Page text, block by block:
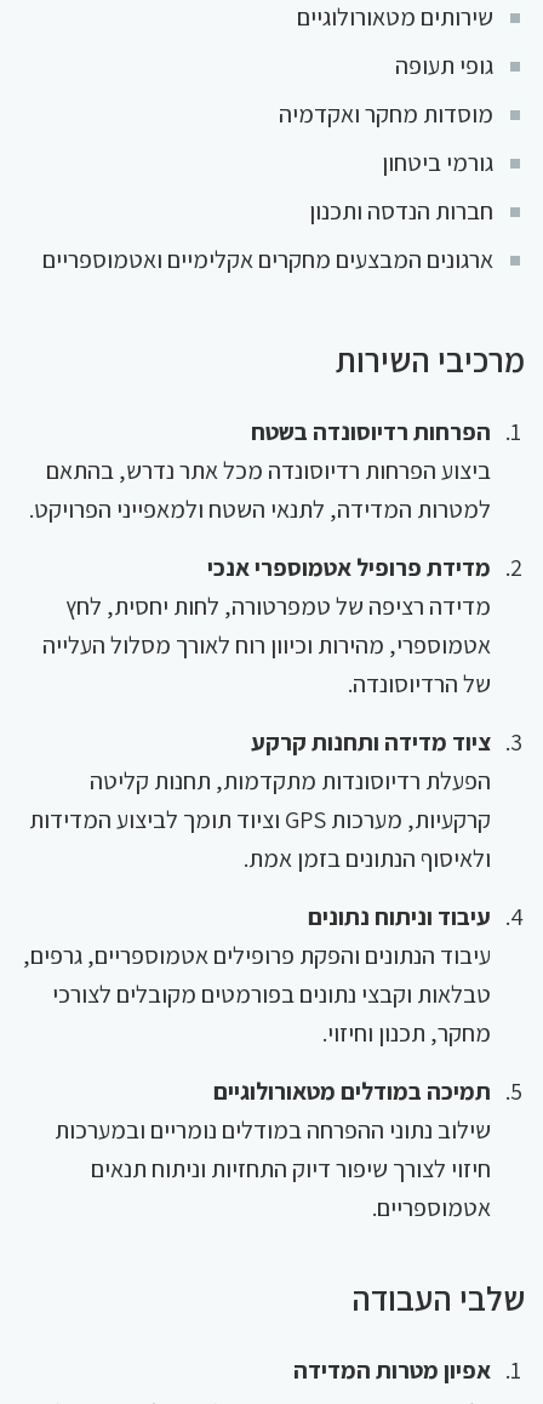
שירותים מטאורולוגיים
גופי תעופה
מוסדות מחקר ואקדמיה
גורמי ביטחון
חברות הנדסה ותכנון
ארגונים המבצעים מחקרים אקלימיים ואטמוספריים
מרכיבי השירות
הפרחות רדיוסונדה בשטח
ביצוע הפרחות רדיוסונדה מכל אתר נדרש, בהתאם
למטרות המדידה, לתנאי השטח ולמאפייני הפרויקט.
מדידת פרופיל אטמוספרי אנכי
מדידה רציפה של טמפרטורה, לחות יחסית, לחץ
אטמוספרי, מהירות וכיוון רוח לאורך מסלול העלייה
של הרדיוסונדה.
ציוד מדידה ותחנות קרקע
הפעלת רדיוסונדות מתקדמות, תחנות קליטה
קרקעיות, מערכות GPS וציוד תומך לביצוע המדידות
ולאיסוף הנתונים בזמן אמת.
עיבוד וניתוח נתונים
עיבוד הנתונים והפקת פרופילים אטמוספריים, גרפים,
טבלאות וקבצי נתונים בפורמטים מקובלים לצורכי
מחקר, תכנון וחיזוי.
תמיכה במודלים מטאורולוגיים
שילוב נתוני ההפרחה במודלים נומריים ובמערכות
חיזוי לצורך שיפור דיוק התחזיות וניתוח תנאים
אטמוספריים.
שלבי העבודה
אפיון מטרות המדידה